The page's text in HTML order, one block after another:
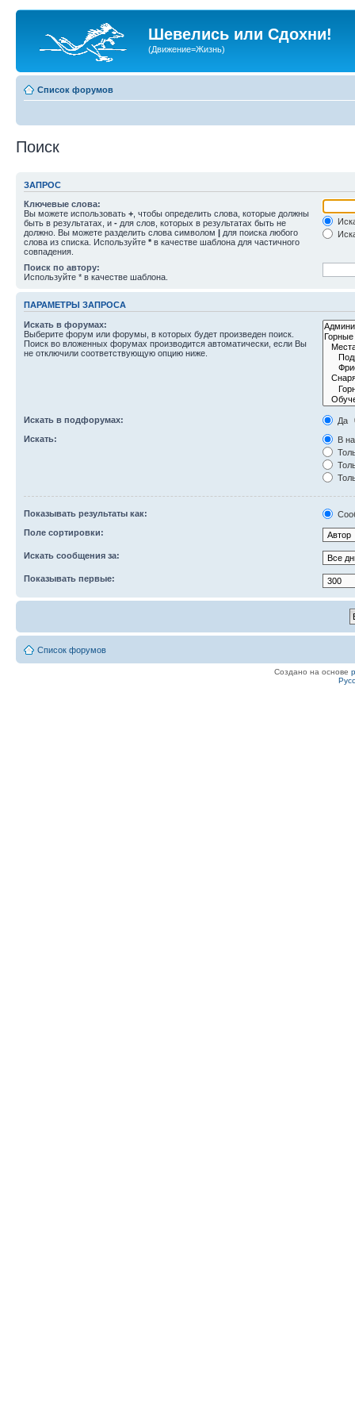
Шевелись или Сдохни!
(Движение=Жизнь)
Список форумов
Поиск
ЗАПРОС
Ключевые слова:
Вы можете использовать + , чтобы определить слова, которые должны
быть в результатах, и - для слов, которых в результатах быть не
должно. Вы можете разделить слова символом | для поиска любого
слова из списка. Используйте * в качестве шаблона для частичного
совпадения.
Поиск по автору:
Используйте * в качестве шаблона.
ПАРАМЕТРЫ ЗАПРОСА
Искать в форумах:
Выберите форум или форумы, в которых будет произведен поиск.
Поиск во вложенных форумах производится автоматически, если Вы
не отключили соответствующую опцию ниже.
Искать в подфорумах:
Да
Искать:
В
Показывать результаты как:
Поле сортировки:
Искать сообщения за:
Показывать первые:
Список форумов
Создано на основе